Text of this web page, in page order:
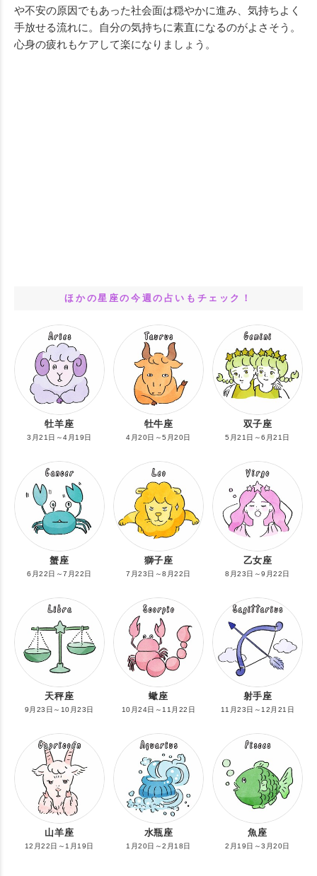
や不安の原因でもあった社会面は穏やかに進み、気持ちよく
手放せる流れに。自分の気持ちに素直になるのがよさそう。
心身の疲れもケアして楽になりましょう。
ほかの星座の今週の占いもチェック！
牡羊座
3月21日～4月19日
牡牛座
4月20日～5月20日
双子座
5月21日～6月21日
蟹座
6月22日～7月22日
獅子座
7月23日～8月22日
乙女座
8月23日～9月22日
天秤座
9月23日～10月23日
蠍座
10月24日～11月22日
射手座
11月23日～12月21日
山羊座
12月22日～1月19日
水瓶座
1月20日～2月18日
魚座
2月19日～3月20日